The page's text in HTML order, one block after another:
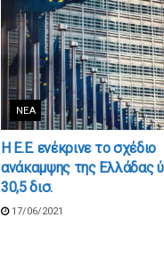
ΝΈΑ
Η Ε.Ε. ενέκρινε το σχέδιο
ανάκαμψης της Ελλάδας
30,5 δισ.
17/06/2021